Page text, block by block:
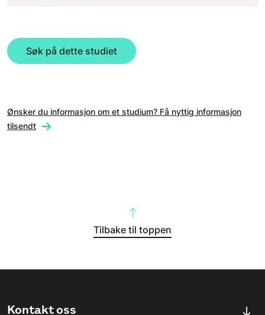
Søk på dette studiet
Ønsker du informasjon om et studium? Få nyttig informasjon
tilsendt
Tilbake til toppen
Kontakt oss